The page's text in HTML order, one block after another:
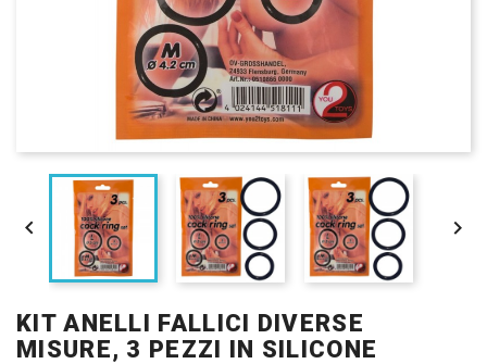
 
KIT ANELLI FALLICI DIVERSE
MISURE, 3 PEZZI IN SILICONE